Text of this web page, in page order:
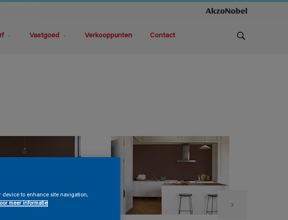
Vastgoed Verkooppunten Contact
device to enhance site navigation,
meer informatie